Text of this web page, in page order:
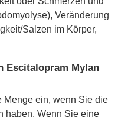
Veränderung
Salzen im Körper,
Escitalopram Mylan
Menge ein, wenn Sie die
haben. Wenn Sie eine